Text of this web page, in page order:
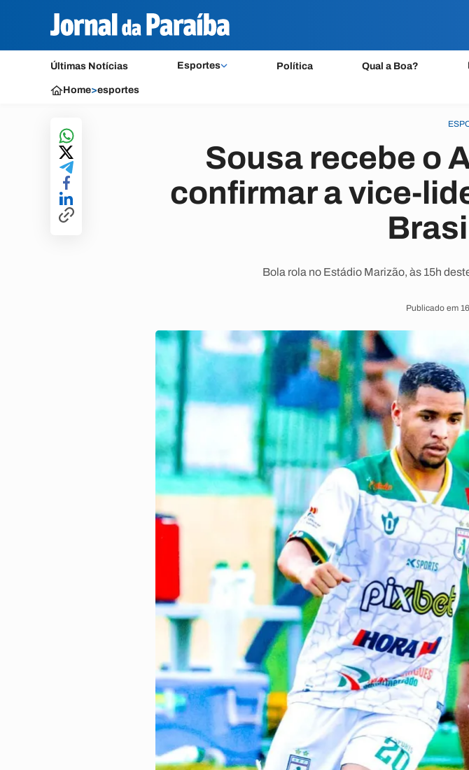
Últimas Notícias Esportes Política Qual a Boa?
Home>esportes
Sousa recebe o
confirmar a vice-
Bola rola no Estádio Marizão, às 15h
Publicado em